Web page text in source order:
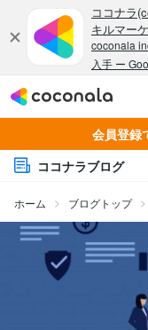
会員登録
ココナラブログ
ホーム ブログトップ